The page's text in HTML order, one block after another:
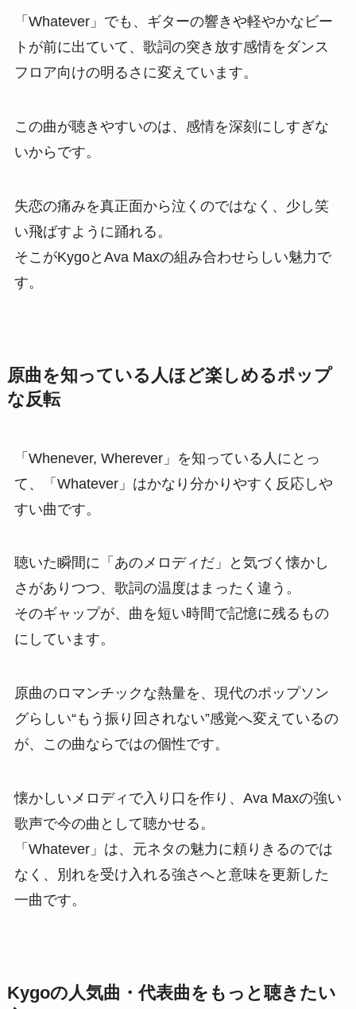
「Whatever」でも、ギターの響きや軽やかなビー
トが前に出ていて、歌詞の突き放す感情をダンス
フロア向けの明るさに変えています。
この曲が聴きやすいのは、感情を深刻にしすぎな
いからです。
失恋の痛みを真正面から泣くのではなく、少し笑
い飛ばすように踊れる。
そこがKygoとAva Maxの組み合わせらしい魅力で
す。
原曲を知っている人ほど楽しめるポップ
な反転
「Whenever, Wherever」を知っている人にとっ
て、「Whatever」はかなり分かりやすく反応しや
すい曲です。
聴いた瞬間に「あのメロディだ」と気づく懐かし
さがありつつ、歌詞の温度はまったく違う。
そのギャップが、曲を短い時間で記憶に残るもの
にしています。
原曲のロマンチックな熱量を、現代のポップソン
グらしい“もう振り回されない”感覚へ変えているの
が、この曲ならではの個性です。
懐かしいメロディで入り口を作り、Ava Maxの強い
歌声で今の曲として聴かせる。
「Whatever」は、元ネタの魅力に頼りきるのでは
なく、別れを受け入れる強さへと意味を更新した
一曲です。
Kygoの人気曲・代表曲をもっと聴きたい